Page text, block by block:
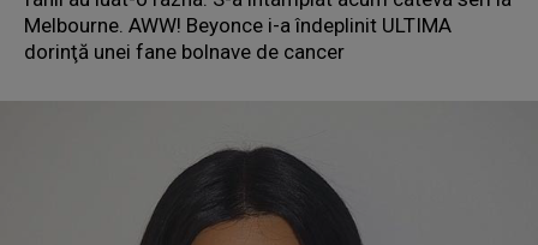
Melbourne. AWW! Beyonce i-a îndeplinit ULTIMA
dorinţă unei fane bolnave de cancer